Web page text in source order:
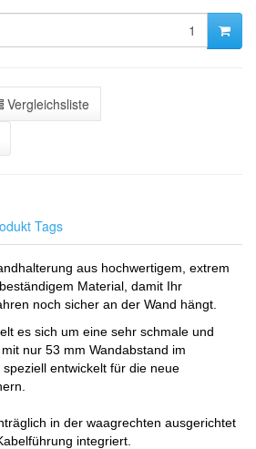
Vergleichsliste
Tags
aus hochwertigem, extrem
Material, damit Ihr
noch sicher an der Wand hängt.
es sich um eine sehr schmale und
nur 53 mm Wandabstand im
entwickelt für die neue
in der waagrechten ausgerichtet
integriert.